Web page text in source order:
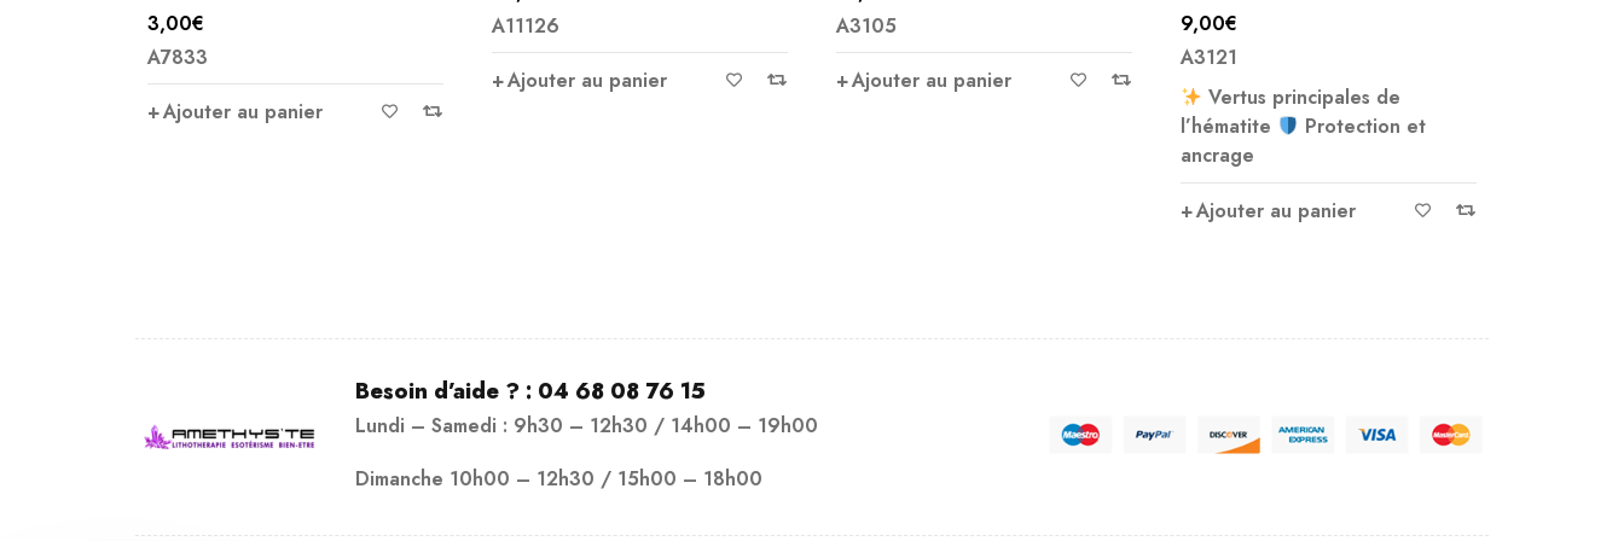
A11126
Ajouter au panier
A3105
Ajouter au panier
Note5.00
sur 5
9,00€
A3121
Vertus principales de
4,00€
A7724
Ajouter au panier
Besoin d’aide ? : 04 68 08 76 15
Lundi – Samedi : 9h30 – 12h30 / 14h00 – 19h00
Dimanche 10h00 – 12h30 / 15h00 – 18h00